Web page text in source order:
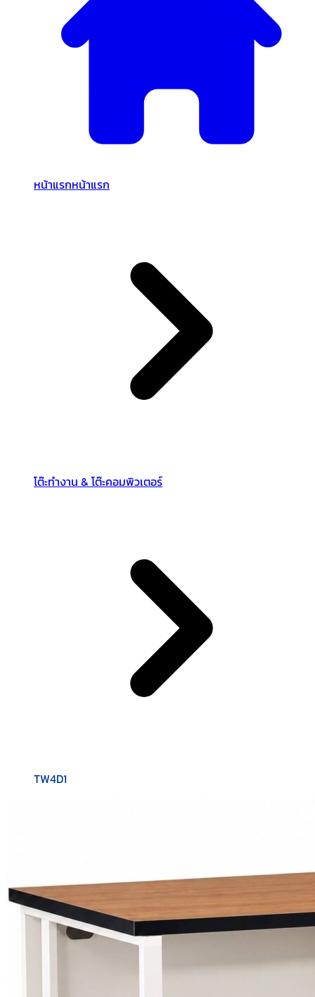
หน้าแรกหน้าแรก
โต๊ะทำงาน & โต๊ะคอมพิวเตอร์
TW4D1